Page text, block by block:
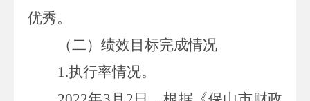
优秀。
（二） 绩效目标完成情况
1.执行率情况。